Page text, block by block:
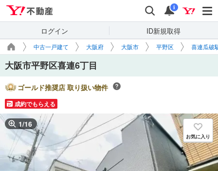
検索 通知
i
ログイン ID新規取得
中古一戸建て 大阪府 大阪市 平野区 喜連瓜破
大阪市平野区喜連6丁目
ゴールド推奨店 取り扱い物件
成約でもらえる
1/16
お気に入り